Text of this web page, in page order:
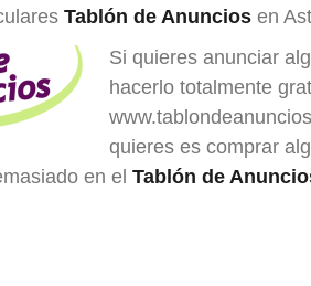
Tablón de Anuncios en
Si quieres anunciar
hacerlo totalmente
quieres es comprar
en el Tablón de